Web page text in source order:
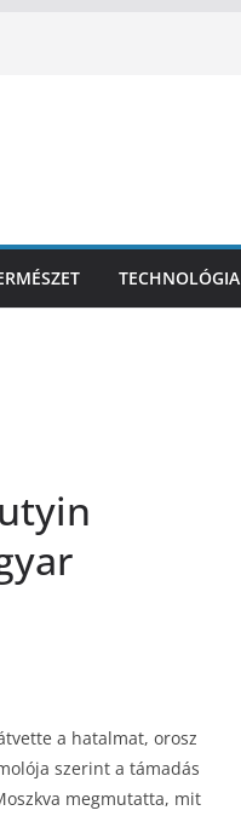
TECHNOLÓGIA
a hatalmat, orosz
szerint a támadás
megmutatta, mit